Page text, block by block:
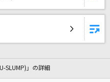
SLUMP)」の詳細